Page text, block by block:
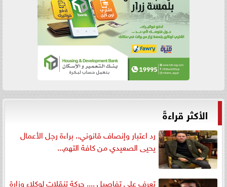
الأكثر قراءةً
رد اعتبار وإنصاف قانوني.. براءة رجل الأعمال
يحيى الصعيدي من كافة التهم...
تعرف على تفاصيل .... حركة تنقلات لوكلاء وزارة